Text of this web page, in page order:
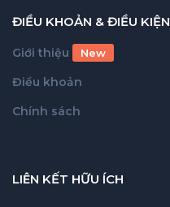
ĐIỀU KHOẢN & ĐIỀU KIỆN
Giới thiệu New
Điều khoản
Chính sách
LIÊN KẾT HỮU ÍCH